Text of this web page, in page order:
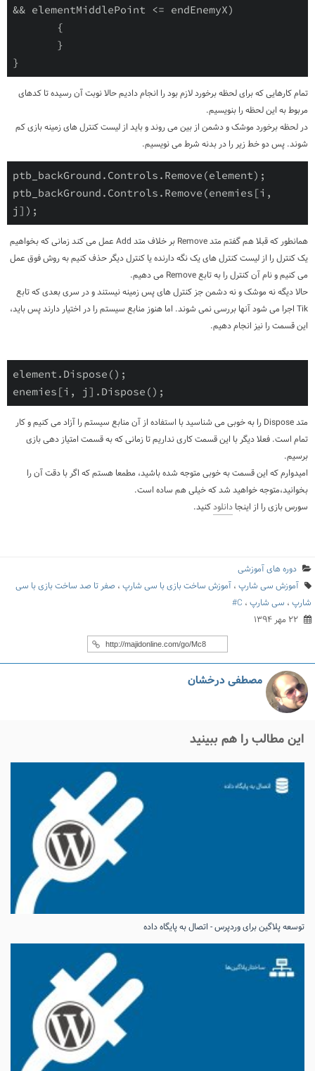
&& elementMiddlePoint <= endEnemyX)
{
}
}
تمام کارهایی که برای لحظه برخورد لازم بود را انجام دادیم حالا نوبت آن رسیده تا کدهای
مربوط به این لحظه را بنویسیم.
در لحظه برخورد موشک و دشمن از بین می روند و باید از لیست کنترل های زمینه بازی کم
شوند. پس دو خط زیر را در بدنه شرط می نویسیم.
ptb_backGround .Controls .Remove (element);
ptb_backGround .Controls .Remove (enemies [i,
j] );
همانطور که قبلا هم گفتم متد Remove بر خلاف متد Add عمل می کند زمانی که بخواهیم
یک کنترل را از لیست کنترل های یک نگه دارنده یا کنترل دیگر حذف کنیم به روش فوق عمل
می کنیم و نام آن کنترل را به تابع Remove می دهیم.
حالا دیگه نه موشک و نه دشمن جز کنترل های پس زمینه نیستند و در سری بعدی که تابع
Tik اجرا می شود آنها بررسی نمی شوند. اما هنوز منابع سیستم را در اختیار دارند پس باید،
این قسمت را نیز انجام دهیم.
element .Dispose ();
enemies [i, j] .Dispose
متد Dispose را به خوبی می شناسید با استفاده از آن منابع سیستم را آزاد می کنیم و کار
تمام است. فعلا دیگر با این قسمت کاری نداریم تا زمانی که به قسمت امتیاز دهی بازی
برسیم.
امیدوارم که این قسمت به خوبی متوجه شده باشید، مطمعا هستم که اگر با دقت آن را
بخوانید،متوجه خواهید شد که خیلی هم ساده است.
سورس بازی را از اینجا دانلودکنید.
دوره های آموزشی
آموزش سی شارپ ، آموزش ساخت بازی با سی شارپ ، صفر تا صد ساخت بازی با سی
شارپ ، سی شارپ ، C#
۲۲ مهر ۱۳۹۴
مصطفی درخشان
این مطالب را هم ببینید
توسعه پلاگین برای وردپرس - اتصال به پایگاه داده